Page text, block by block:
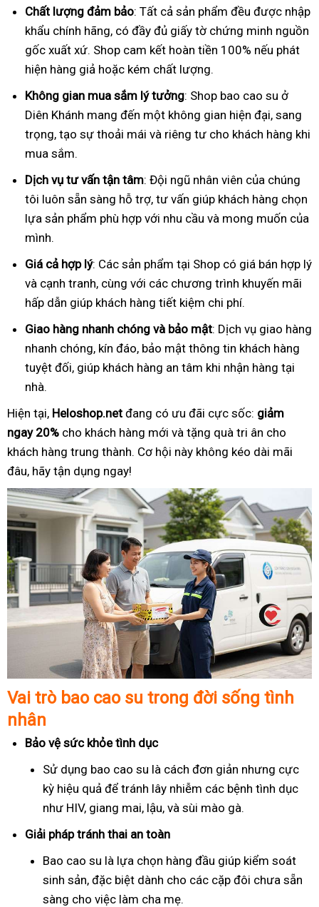
Chất lượng đảm bảo: Tất cả sản phẩm đều được nhập
khẩu chính hãng, có đầy đủ giấy tờ chứng minh nguồn
gốc xuất xứ. Shop cam kết hoàn tiền 100% nếu phát
hiện hàng giả hoặc kém chất lượng.
Không gian mua sắm lý tưởng: Shop bao cao su ở
Diên Khánh mang đến một không gian hiện đại, sang
trọng, tạo sự thoải mái và riêng tư cho khách hàng khi
mua sắm.
Dịch vụ tư vấn tận tâm: Đội ngũ nhân viên của chúng
tôi luôn sẵn sàng hỗ trợ, tư vấn giúp khách hàng chọn
lựa sản phẩm phù hợp với nhu cầu và mong muốn của
mình.
Giá cả hợp lý: Các sản phẩm tại Shop có giá bán hợp lý
và cạnh tranh, cùng với các chương trình khuyến mãi
hấp dẫn giúp khách hàng tiết kiệm chi phí.
Giao hàng nhanh chóng và bảo mật: Dịch vụ giao hàng
nhanh chóng, kín đáo, bảo mật thông tin khách hàng
tuyệt đối, giúp khách hàng an tâm khi nhận hàng tại
nhà.
Hiện tại, Heloshop.net đang có ưu đãi cực sốc: giảm
ngay 20% cho khách hàng mới và tặng quà tri ân cho
khách hàng trung thành. Cơ hội này không kéo dài mãi
đâu, hãy tận dụng ngay!
Vai trò bao cao su trong đời sống tình
nhân
Bảo vệ sức khỏe tình dục
Sử dụng bao cao su là cách đơn giản nhưng cực
kỳ hiệu quả để tránh lây nhiễm các bệnh tình dục
như HIV, giang mai, lậu, và sùi mào gà.
Giải pháp tránh thai an toàn
Bao cao su là lựa chọn hàng đầu giúp kiểm soát
sinh sản, đặc biệt dành cho các cặp đôi chưa sẵn
sàng cho việc làm cha mẹ.